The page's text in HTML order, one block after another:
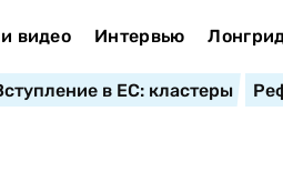
видео Интервью
в ЕС: кластеры